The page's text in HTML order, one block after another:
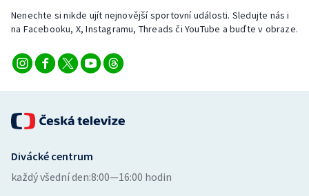
Triatlon
Veslování
Volejbal
Ostatní
Nenechte si nikde ujít nejnovější sportovní události. Sledujte nás i
na Facebooku, X, Instagramu, Threads či YouTube a buďte v obraze.
Divácké centrum
každý všední den:8:00—16:00 hodin